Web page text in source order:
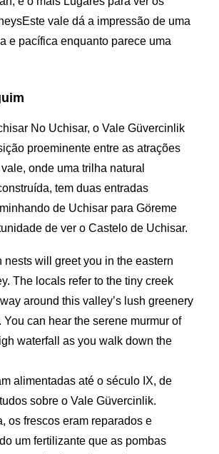
Este vale dá a impressão de uma
e pacífica enquanto parece uma
No Uchisar, o Vale Güvercinlik
proeminente entre as atrações
onde uma trilha natural
tem duas entradas
de Uchisar para Göreme
de ver o Castelo de Uchisar.
nests will greet you in the eastern
The locals refer to the tiny creek
around this valley’s lush greenery
You can hear the serene murmur of
waterfall as you walk down the
alimentadas até o século IX, de
sobre o Vale Güvercinlik.
os frescos eram reparados e
um fertilizante que as pombas